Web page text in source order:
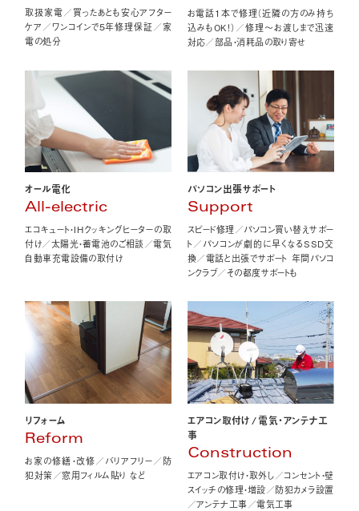
取扱家電／買ったあとも安心アフター
ケア／ワンコインで5年修理保証／家
電の処分
お電話1本で修理（近隣の方のみ持ち
込みもOK！）／修理〜お渡しまで迅速
対応／部品・消耗品の取り寄せ
オール電化
All-electric
エコキュート・IHクッキングヒーターの取
付け／太陽光・蓄電池のご相談／電気
自動車充電設備の取付け
パソコン出張サポート
Support
スピード修理／パソコン買い替えサポー
ト／パソコンが劇的に早くなるSSD交
換／電話と出張でサポート 年間パソコ
ンクラブ／その都度サポートも
リフォーム
Reform
お家の修繕・改修／バリアフリー／防
犯対策／窓用フィルム貼り など
エアコン取付け/電気・アンテナ工
事
Construction
エアコン取付け・取外し／コンセント・壁
スイッチの修理・増設／防犯カメラ設置
／アンテナ工事／電気工事